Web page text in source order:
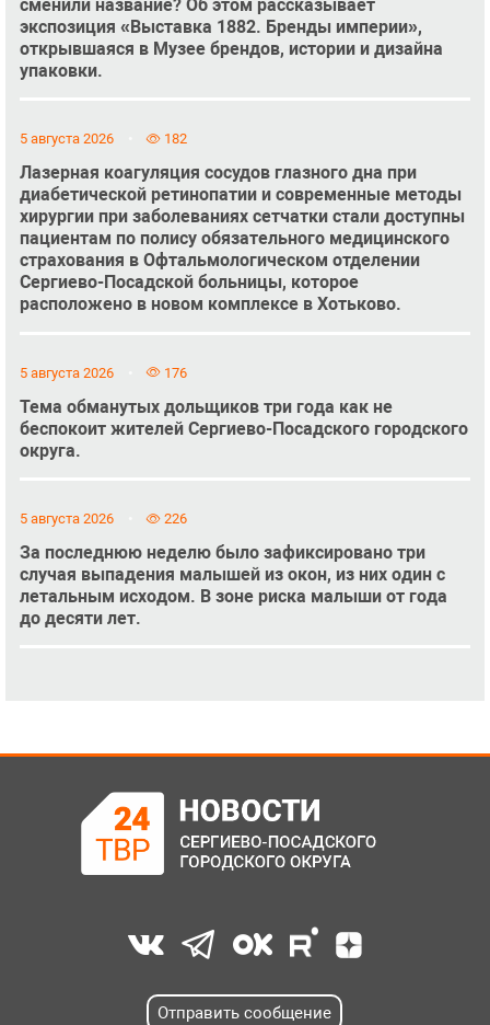
сменили название? Об этом рассказывает
экспозиция «Выставка 1882. Бренды империи»,
открывшаяся в Музее брендов, истории и дизайна
упаковки.
5 августа 2026 182
Лазерная коагуляция сосудов глазного дна при
диабетической ретинопатии и современные методы
хирургии при заболеваниях сетчатки стали доступны
пациентам по полису обязательного медицинского
страхования в Офтальмологическом отделении
Сергиево-Посадской больницы, которое
расположено в новом комплексе в Хотьково.
5 августа 2026 176
Тема обманутых дольщиков три года как не
беспокоит жителей Сергиево-Посадского городского
округа.
5 августа 2026 226
За последнюю неделю было зафиксировано три
случая выпадения малышей из окон, из них один с
летальным исходом. В зоне риска малыши от года
до десяти лет.
Отправить сообщение